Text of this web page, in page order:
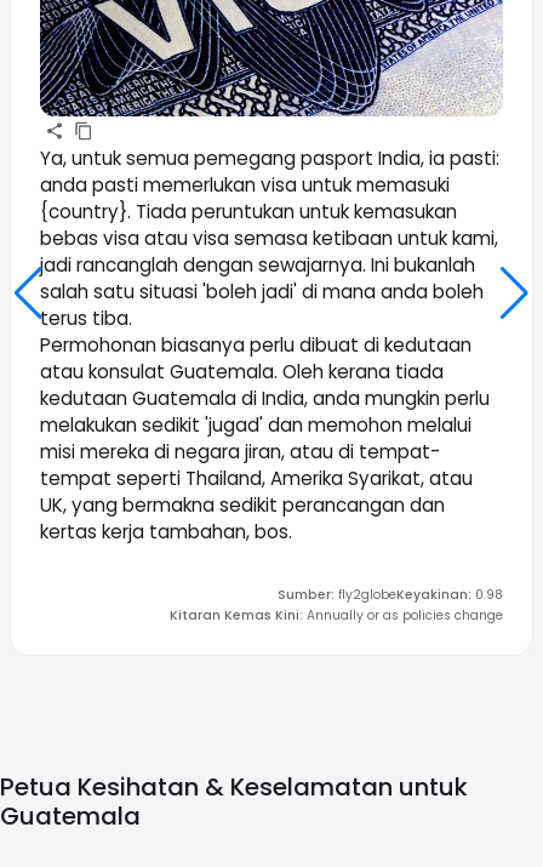
Ya, untuk semua pemegang pasport India, ia pasti:
anda pasti memerlukan visa untuk memasuki
{country}. Tiada peruntukan untuk kemasukan
bebas visa atau visa semasa ketibaan untuk kami,
jadi rancanglah dengan sewajarnya. Ini bukanlah
salah satu situasi 'boleh jadi' di mana anda boleh
terus tiba.
Permohonan biasanya perlu dibuat di kedutaan
atau konsulat Guatemala. Oleh kerana tiada
kedutaan Guatemala di India, anda mungkin perlu
melakukan sedikit 'jugad' dan memohon melalui
misi mereka di negara jiran, atau di tempat-
tempat seperti Thailand, Amerika Syarikat, atau
UK, yang bermakna sedikit perancangan dan
kertas kerja tambahan, bos.
Sumber: fly2globeKeyakinan: 0.98
Kitaran Kemas Kini: Annually or as policies change
Petua Kesihatan & Keselamatan untuk
Guatemala